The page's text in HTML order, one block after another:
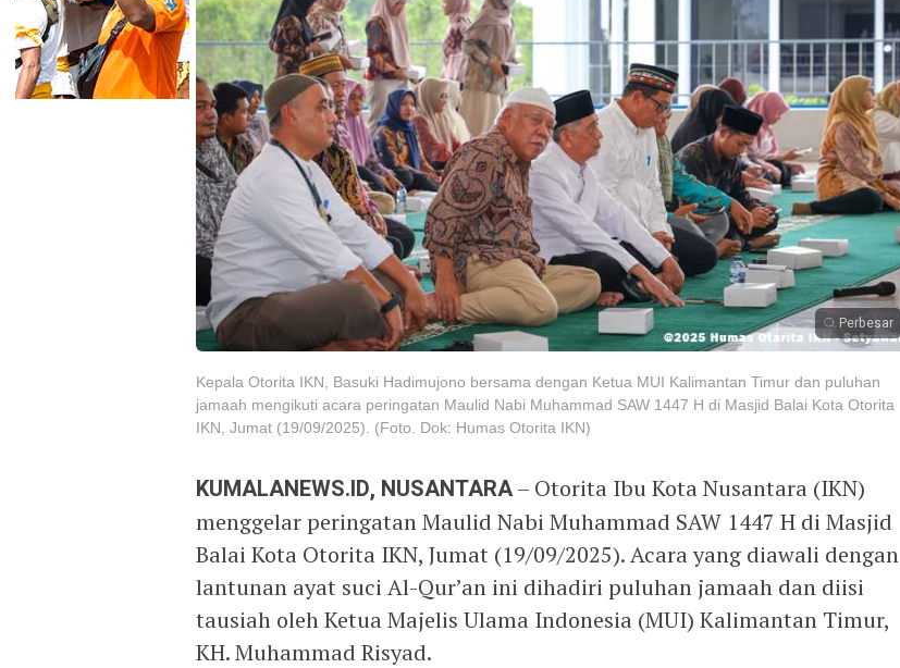
Perbesar
Kepala Otorita IKN, Basuki Hadimujono bersama dengan Ketua MUI Kalimantan Timur dan puluhan
jamaah mengikuti acara peringatan Maulid Nabi Muhammad SAW 1447 H di Masjid Balai Kota Otorita
IKN, Jumat (19/09/2025). (Foto. Dok: Humas Otorita IKN)
KUMALANEWS.ID, NUSANTARA– Otorita Ibu Kota Nusantara (IKN)
menggelar peringatan Maulid Nabi Muhammad SAW 1447 H di Masjid
Balai Kota Otorita IKN, Jumat (19/09/2025). Acara yang diawali dengan
lantunan ayat suci Al-Qur’an ini dihadiri puluhan jamaah dan diisi
tausiah oleh Ketua Majelis Ulama Indonesia (MUI) Kalimantan Timur,
KH. Muhammad Risyad.